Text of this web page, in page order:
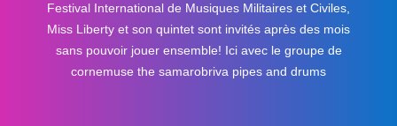
Festival International de Musiques Militaires et Civiles,
Miss Liberty et son quintet sont invités après des mois
sans pouvoir jouer ensemble! Ici avec le groupe de
cornemuse the samarobriva pipes and drums